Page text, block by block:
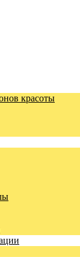
красоты